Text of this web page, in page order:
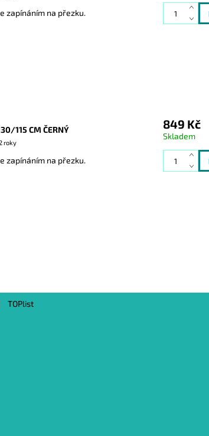
zapínáním na přezku.
115 CM ČERNÝ
roky
zapínáním na přezku.
849 Kč
Skladem